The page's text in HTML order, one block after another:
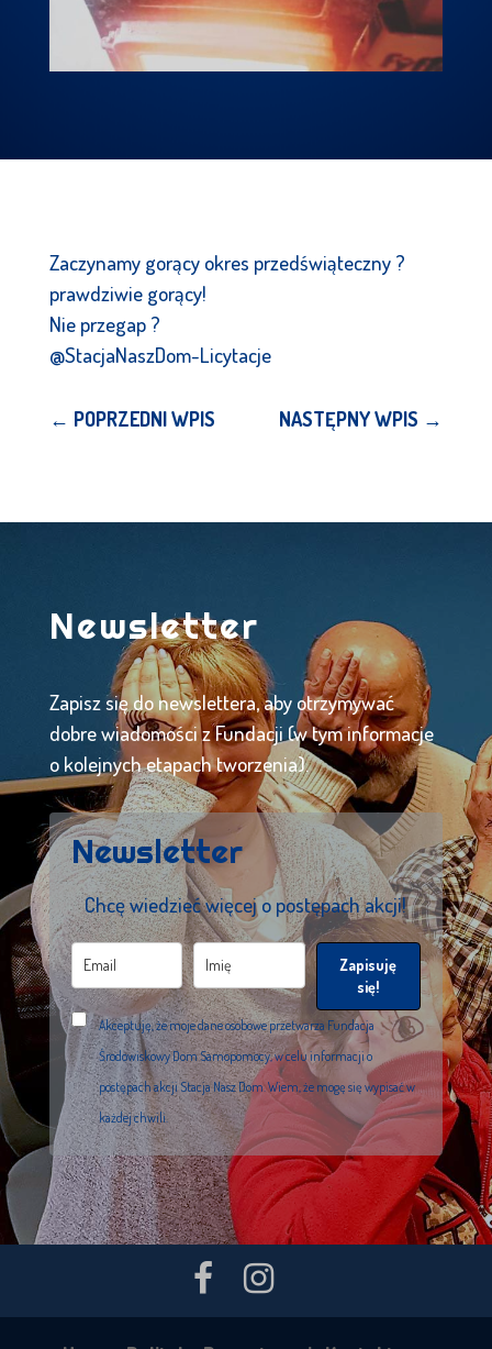
Zaczynamy gorący okres przedświąteczny ?
prawdziwie gorący!
Nie przegap ?
@StacjaNaszDom-Licytacje
← POPRZEDNI WPIS NASTĘPNY WPIS →
Newsletter
Zapisz się do newslettera, aby otrzymywać
dobre wiadomości z Fundacji (w tym informacje
o kolejnych etapach tworzenia).
Newsletter
Chcę wiedzieć więcej o postępach akcji!
Zapisuję
się!
Akceptuję, że moje dane osobowe przetwarza Fundacja
Środowiskowy Dom Samopomocy, w celu informacji o
postępach akcji Stacja Nasz Dom. Wiem, że mogę się wypisać w
każdej chwili.